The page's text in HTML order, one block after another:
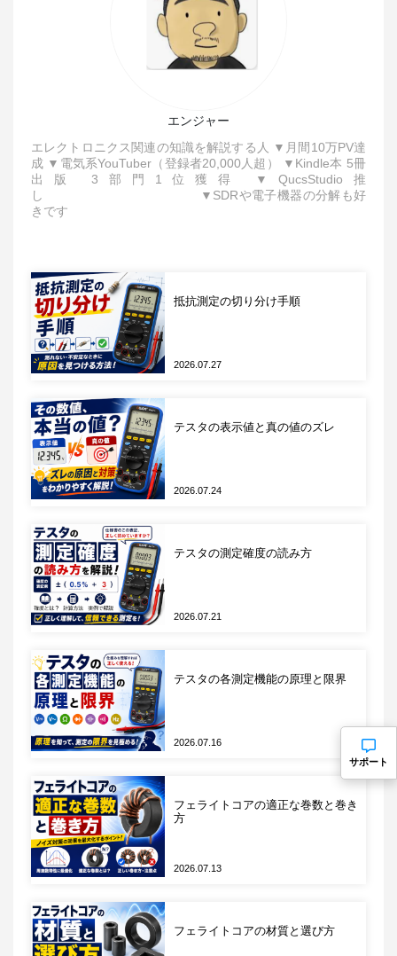
DCバイアス特性は誘電体の種類で決まります。高誘
電率系MLCCではDCバイアス特性が顕著に発生し、
温度補償系（C0G）ではほぼ発生しません。つまり
高誘電率系MLCCは、静電容量だけを基準に選ぶと
動作電圧下で実効静電容量が低下し、結果としてパ
温度係数と静電容量変化
MLCCの実効静電容量は温度によっても変動しま
す。EIAの温度係数コード（X7R・X5R・C0G）は
X7R・X5Rは動作温度範囲で±15%以上の変動が許容
されます。一方、温度補償系のC0Gは±数十ppm/℃
に収まり、温度による変化はほぼ無視できます。
温度係数による静電容量の変化はDCバイアスと独立
して発生します。そのためDCバイアス低下と温度変
とが重要になります。
パスコンの種類と役割
ここまでの観点ではパスコン（MLCC）のノイズ対
策を前提にしていました。しかし実際の電源回路で
は、電圧安定化を目的とした電解コンデンサも並列
に使われます。両者は役割が異なり、選定ロジック
も異なります。表2にパスコン（MLCC）と電圧安定
化用電解コンデンサの役割対比を示します。
部品 MLCC
デンサ
役割
ノイズ対策パス
コン
目的
高周波ノイズ除
去
電源電圧
エンジャー
エレクトロニクス関連の知識を解説する人 ▼月間10万PV達
成 ▼電気系YouTuber（登録者20,000人超） ▼Kindle本 5冊
出版 3部門1位獲得 ▼QucsStudio推
し ▼SDRや電子機器の分解も好
きです
抵抗測定の切り分け手順
2026.07.27
テスタの表示値と真の値のズレ
2026.07.24
テスタの測定確度の読み方
2026.07.21
テスタの各測定機能の原理と限界
2026.07.16
フェライトコアの適正な巻数と巻き
方
2026.07.13
フェライトコアの材質と選び方
サポート